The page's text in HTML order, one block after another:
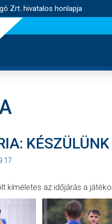
Zrt. hivatalos honlapja
kíméletes az időjárás a